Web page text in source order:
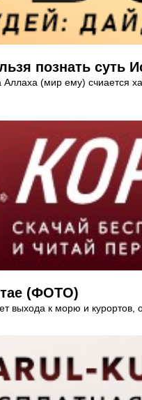
познать суть
(мир ему) счиается
(ФОТО)
выхода к морю и курортов,